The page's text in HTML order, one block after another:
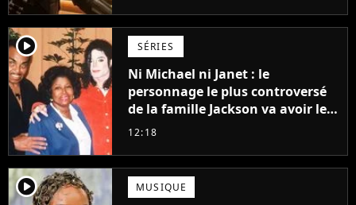
player2 SÉRIES
Ni Michael ni Janet : le
personnage le plus controversé
de la famille Jackson va avoir le
droit à sa propre série
12:18
player2 MUSIQUE